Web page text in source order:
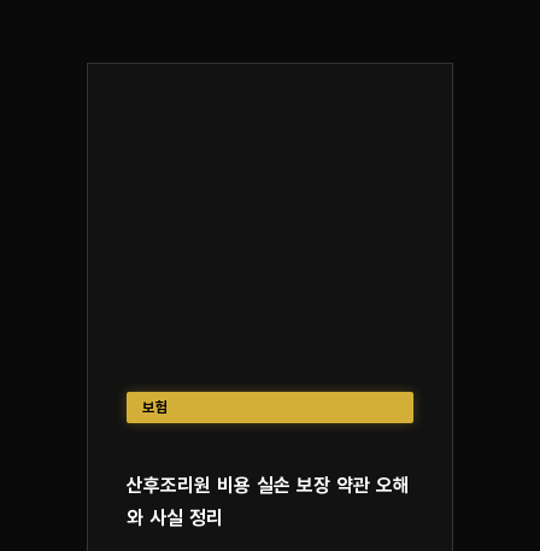
보험
산후조리원 비용 실손 보장 약관 오해
와 사실 정리